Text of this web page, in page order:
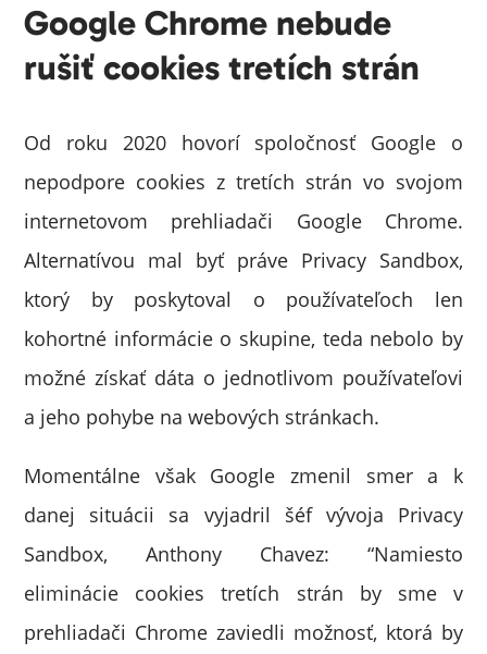
Google Chrome nebude
rušiť cookies tretích strán
Od roku 2020 hovorí spoločnosť Google o
nepodpore cookies z tretích strán vo svojom
internetovom prehliadači Google Chrome.
Alternatívou mal byť práve Privacy Sandbox,
ktorý by poskytoval o používateľoch len
kohortné informácie o skupine, teda nebolo by
možné získať dáta o jednotlivom používateľovi
a jeho pohybe na webových stránkach.
Momentálne však Google zmenil smer a k
danej situácii sa vyjadril šéf vývoja Privacy
Sandbox, Anthony Chavez: “Namiesto
eliminácie cookies tretích strán by sme v
prehliadači Chrome zaviedli možnosť, ktorá by